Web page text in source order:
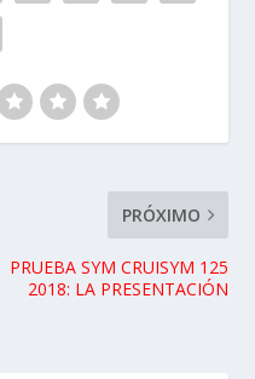
PRÓXIMO
PRUEBA SYM CRUISYM 125
2018: LA PRESENTACIÓN